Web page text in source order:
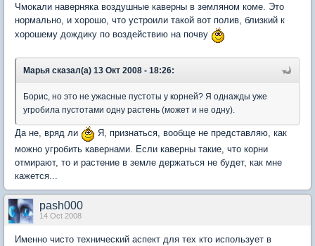
Чмокали наверняка воздушные каверны в земляном коме. Это
нормально, и хорошо, что устроили такой вот полив, близкий к
хорошему дождику по воздействию на почву
Марья сказал(а) 13 Окт 2008 - 18:26:
Борис, но это не ужасные пустоты у корней? Я однажды уже
угробила пустотами одну растень (может и не одну).
Да не, вряд ли
Я, признаться, вообще не представляю, как
можно угробить кавернами. Если каверны такие, что корни
отмирают, то и растение в земле держаться не будет, как мне
кажется...
pash000
14 Oct 2008
Именно чисто технический аспект для тех кто использует в